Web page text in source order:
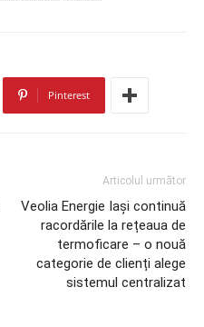
Pinterest
Articolul următor
Veolia Energie Iași continuă
racordările la rețeaua de
termoficare – o nouă
categorie de clienți alege
sistemul centralizat